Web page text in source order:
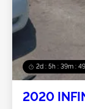
2d : 5h : 39m :
2020